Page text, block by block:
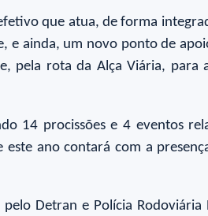
que atua, de forma
e ainda, um novo ponto de
pela rota da Alça Viária, para
14 procissões e 4 eventos
ano contará com a
Detran e Polícia Rodoviária